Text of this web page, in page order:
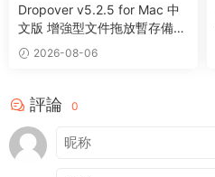
Dropover v5.2.5 for Mac 中
文版 增強型文件拖放暫存備用
整理工具
2026-08-06
評論 0